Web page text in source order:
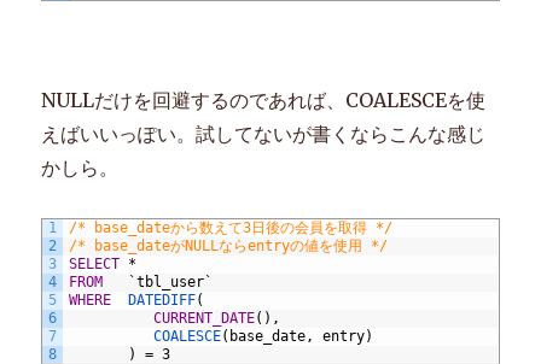
NULLだけを回避するのであれば、COALESCEを使
えばいいっぽい。試してないが書くならこんな感じ
かしら。
1
2
3
4
5
6
7
8
/* base_dateから数えて3日後の会員を取得 */
/* base_dateがNULLならentryの値を使用 */
SELECT *
FROM
`tbl_user`
WHERE
DATEDIFF(
CURRENT_DATE(),
COALESCE(base_date,
entry)
)
= 3